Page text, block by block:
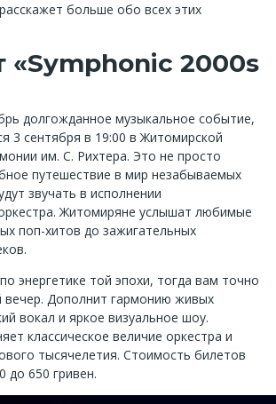
расскажет больше обо всех этих
«Symphonic 2000s
долгожданное музыкальное событие,
3 сентября в 19:00 в Житомирской
им. С. Рихтера. Это не просто
путешествие в мир незабываемых
звучать в исполнении
Житомиряне услышат любимые
поп-хитов до зажигательных
энергетике той эпохи, тогда вам точно
вечер. Дополнит гармонию живых
вокал и яркое визуальное шоу.
классическое величие оркестра и
тысячелетия. Стоимость билетов
до 650 гривен.